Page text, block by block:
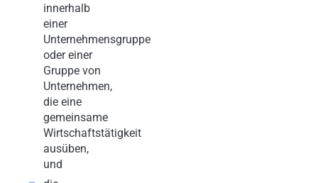
innerhalb
einer
Unternehmensgruppe
oder einer
Gruppe von
Unternehmen,
die eine
gemeinsame
Wirtschaftstätigkeit
ausüben,
und